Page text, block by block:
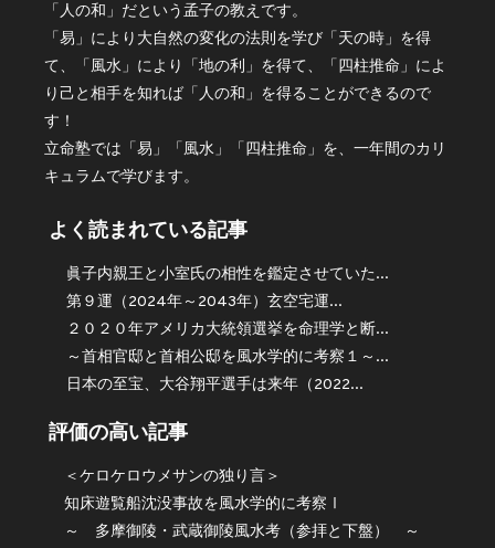
「人の和」だという孟子の教えです。
「易」により大自然の変化の法則を学び「天の時」を得
て、「風水」により「地の利」を得て、「四柱推命」によ
り己と相手を知れば「人の和」を得ることができるので
す！
立命塾では「易」「風水」「四柱推命」を、一年間のカリ
キュラムで学びます。
よく読まれている記事
眞子内親王と小室氏の相性を鑑定させていた...
第９運（2024年～2043年）玄空宅運...
２０２０年アメリカ大統領選挙を命理学と断...
～首相官邸と首相公邸を風水学的に考察１～...
日本の至宝、大谷翔平選手は来年（2022...
評価の高い記事
＜ケロケロウメサンの独り言＞
知床遊覧船沈没事故を風水学的に考察Ⅰ
～ 多摩御陵・武蔵御陵風水考（参拝と下盤） ～